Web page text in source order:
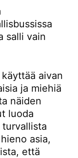
salli vain
aivan
ja miehiä
näiden
luoda
asia,
että